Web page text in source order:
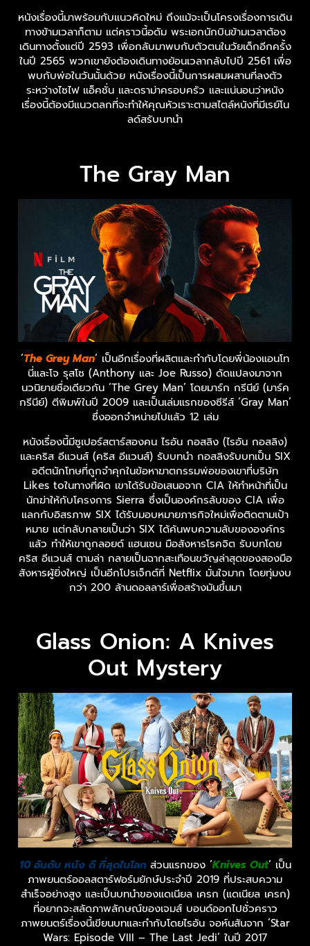
หนังเรื่องนี้มาพร้อมกับแนวคิดใหม่ ถึงแม้จะเป็นโครงเรื่องการเดิน
ทางข้ามเวลาก็ตาม แต่คราวนี้อดัม พระเอกนักบินข้ามเวลาต้อง
เดินทางตั้งแต่ปี 2593 เพื่อกลับมาพบกับตัวตนในวัยเด็กอีกครั้ง
ในปี 2565 พวกเขายังต้องเดินทางย้อนเวลากลับไปปี 2561 เพื่อ
พบกับพ่อในวันนั้นด้วย หนังเรื่องนี้เป็นการผสมผสานที่ลงตัว
ระหว่างไซไฟ แอ็คชั่น และดราม่าครอบครัว และแน่นอนว่าหนัง
เรื่องนี้ต้องมีแนวตลกที่จะทำให้คุณหัวเราะตามสไตล์หนังที่มีเรย์โน
ลด์สรับบทนำ
The Gray Man
‘The Grey Man‘ เป็นอีกเรื่องที่ผลิตและกำกับโดยพี่น้องแอนโท
นี่และโจ รุสโซ (Anthony และ Joe Russo) ดัดแปลงมาจาก
นวนิยายชื่อเดียวกัน ‘The Grey Man’ โดยมาร์ก กรีนีย์ (มาร์ค
กรีนีย์) ตีพิมพ์ในปี 2009 และเป็นเล่มแรกของซีรีส์ ‘Gray Man’
ซึ่งออกจำหน่ายไปแล้ว 12 เล่ม
หนังเรื่องนี้มีซูเปอร์สตาร์สองคน ไรอัน กอสลิง (ไรอัน กอสลิง)
และคริส อีแวนส์ (คริส อีแวนส์) รับบทนำ กอสลิงรับบทเป็น SIX
อดีตนักโทษที่ถูกจำคุกในข้อหาฆาตกรรมพ่อของเขาที่บริษัท
Likes toในทางที่ผิด เขาได้รับข้อเสนอจาก CIA ให้ทำหน้าที่เป็น
นักฆ่าให้กับโครงการ Sierra ซึ่งเป็นองค์กรลับของ CIA เพื่อ
แลกกับอิสรภาพ SIX ได้รับมอบหมายภารกิจใหม่เพื่อติดตามเป้า
หมาย แต่กลับกลายเป็นว่า SIX ได้ค้นพบความลับขององค์กร
แล้ว ทำให้เขาถูกลอยด์ แฮนเซน มือสังหารโรคจิต รับบทโดย
คริส อีแวนส์ ตามล่า กลายเป็นฉากสะเทือนขวัญล่าสุดของสองมือ
สังหารผู้ยิ่งใหญ่ เป็นอีกโปรเจ็กต์ที่ Netflix มั่นใจมาก โดยทุ่มงบ
กว่า 200 ล้านดอลลาร์เพื่อสร้างมันขึ้นมา
Glass Onion: A Knives
Out Mystery
10 อันดับ หนัง ดี ที่สุดในโลก ส่วนแรกของ ‘Knives Out‘ เป็น
ภาพยนตร์ออลสตาร์ฟอร์มยักษ์ประจำปี 2019 ที่ประสบความ
สำเร็จอย่างสูง และเป็นบทนำของแดเนียล เครก (แดเนียล เครก)
ที่อยากจะสลัดภาพลักษณ์ของเจมส์ บอนด์ออกไปชั่วคราว
ภาพยนตร์เรื่องนี้เขียนบทและกำกับโดยไรอัน จอห์นสันจาก ‘Star
Wars: Episode VIII – The Last Jedi’ ในปี 2017